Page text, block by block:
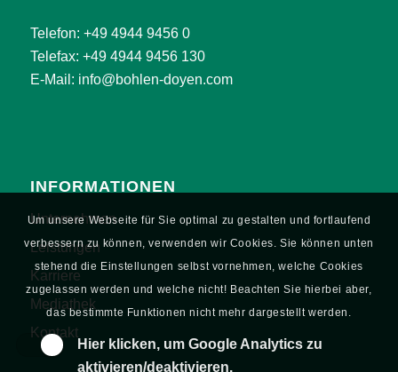
Telefon: +49 4944 9456 0
Telefax: +49 4944 9456 130
E-Mail: info@bohlen-doyen.com
INFORMATIONEN
Unternehmen
Leistungen
Karriere
Mediathek
Kontakt
Um unsere Webseite für Sie optimal zu gestalten und fortlaufend
verbessern zu können, verwenden wir Cookies. Sie können unten
stehend die Einstellungen selbst vornehmen, welche Cookies
zugelassen werden und welche nicht! Beachten Sie hierbei aber,
das bestimmte Funktionen nicht mehr dargestellt werden.
Hier klicken, um Google Analytics zu
aktivieren/deaktivieren.